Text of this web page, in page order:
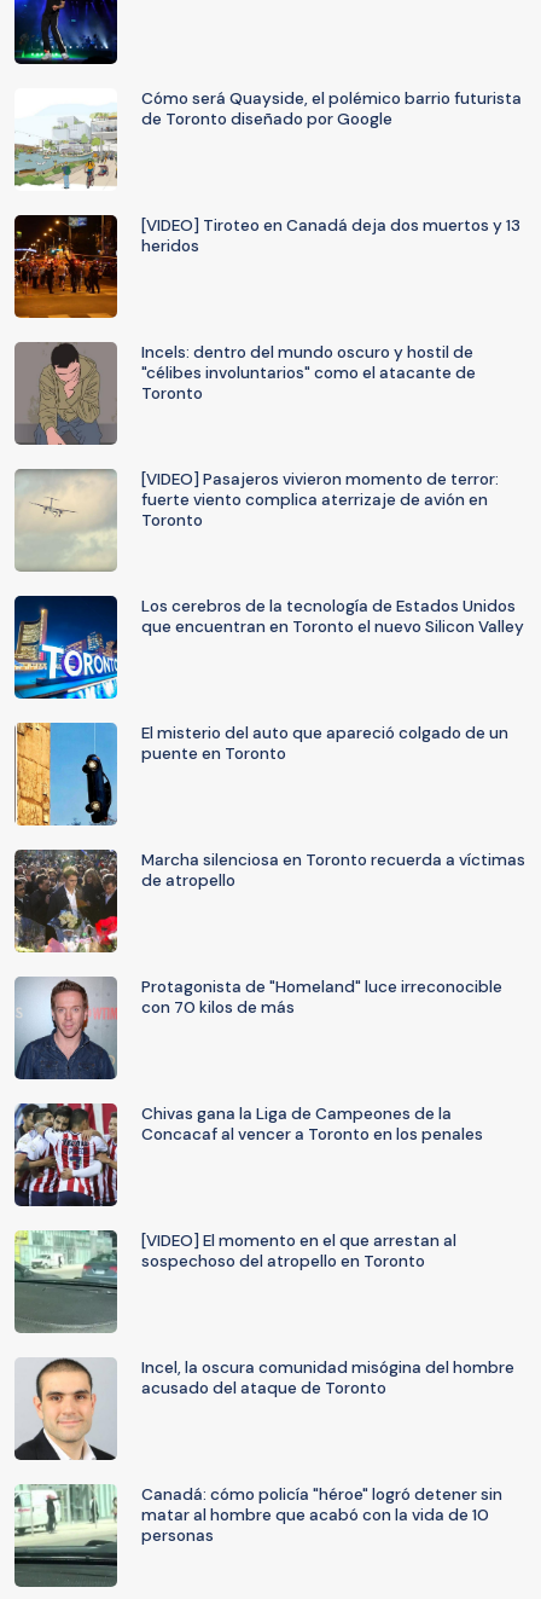
Cómo será Quayside, el polémico barrio futurista
de Toronto diseñado por Google
[VIDEO] Tiroteo en Canadá deja dos muertos y 13
heridos
Incels: dentro del mundo oscuro y hostil de
"célibes involuntarios" como el atacante de
Toronto
[VIDEO] Pasajeros vivieron momento de terror:
fuerte viento complica aterrizaje de avión en
Toronto
Los cerebros de la tecnología de Estados Unidos
que encuentran en Toronto el nuevo Silicon Valley
El misterio del auto que apareció colgado de un
puente en Toronto
Marcha silenciosa en Toronto recuerda a víctimas
de atropello
Protagonista de "Homeland" luce irreconocible
con 70 kilos de más
Chivas gana la Liga de Campeones de la
Concacaf al vencer a Toronto en los penales
[VIDEO] El momento en el que arrestan al
sospechoso del atropello en Toronto
Incel, la oscura comunidad misógina del hombre
acusado del ataque de Toronto
Canadá: cómo policía "héroe" logró detener sin
matar al hombre que acabó con la vida de 10
personas